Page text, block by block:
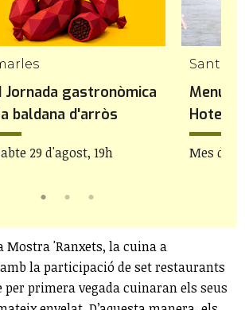
Jornada gastronòmica
baldana d'arròs
29 d'agost, 19h
Santa
Menú
Hotel
Mes
Mostra 'Ranxets, la cuina a
la participació de set restaurants
primera vegada cuinaran els seus